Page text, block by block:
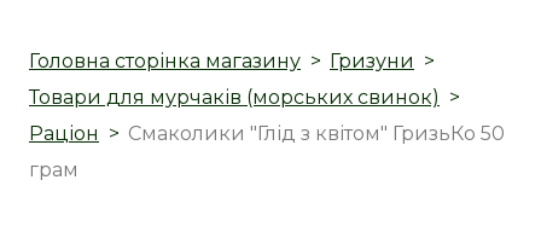
Головна сторінка магазину
Гризуни
Товари для мурчаків (морських свинок)
Раціон
Смаколики "Глід з квітом" ГризьКо 50
грам